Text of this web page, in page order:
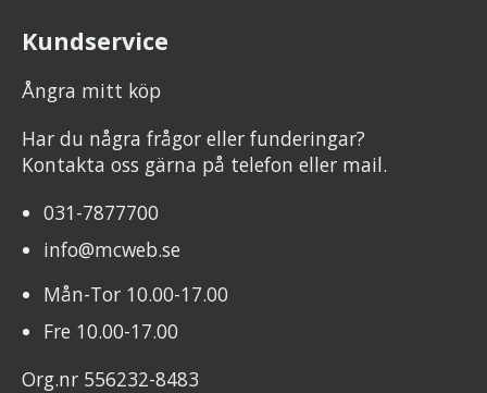
Kundservice
Ångra mitt köp
Har du några frågor eller funderingar?
Kontakta oss gärna på telefon eller mail.
031-7877700
info@mcweb.se
Mån-Tor 10.00-17.00
Fre 10.00-17.00
Org.nr 556232-8483